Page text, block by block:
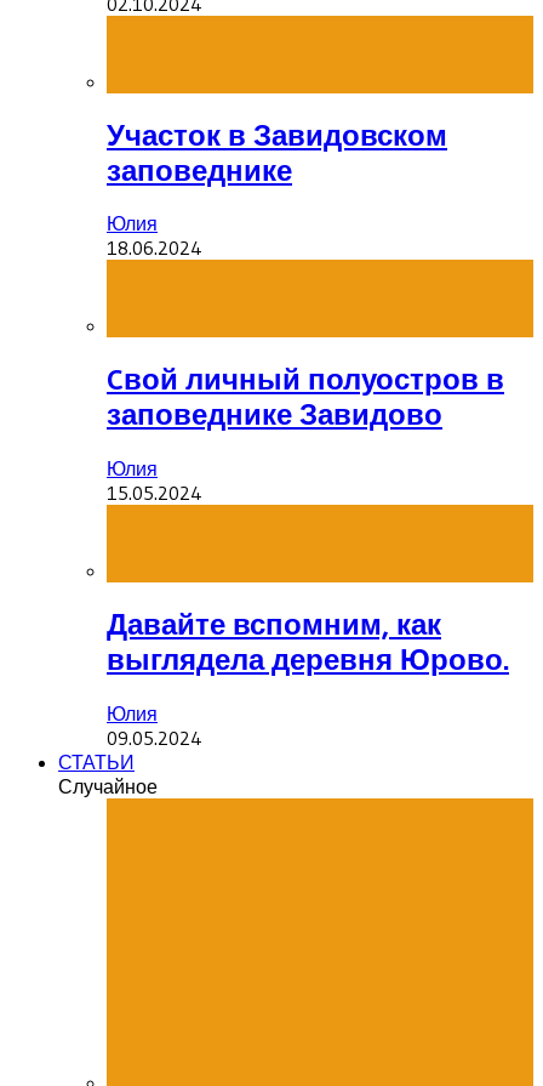
Участок в Завидовском
заповеднике
Юлия
18.06.2024
Cвой личный полуостров в
заповеднике Завидово
Юлия
15.05.2024
Давайте вспомним, как
выглядела деревня Юрово.
Юлия
09.05.2024
СТАТЬИ
Случайное